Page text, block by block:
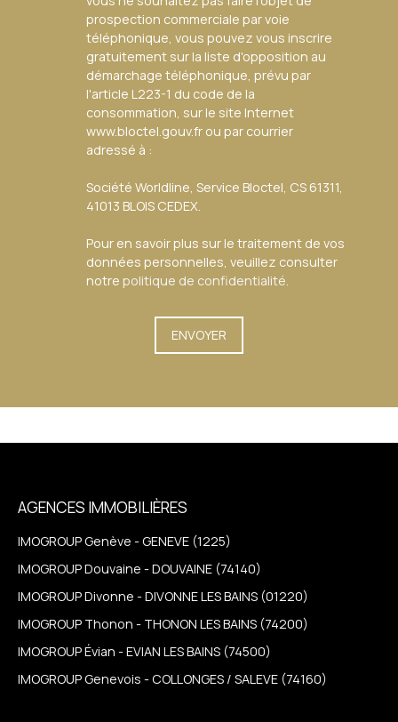
prospection commerciale par voie
téléphonique, vous pouvez vous inscrire
gratuitement sur la liste d'opposition au
démarchage téléphonique, prévu par
l'article L223-1 du code de la
consommation, sur le site Internet
www.bloctel.gouv.fr ou par courrier
adressé à :
Société Worldline, Service Bloctel, CS 61311,
41013 BLOIS CEDEX.
Pour en savoir plus sur le traitement de vos
données personnelles, veuillez consulter
notre politique de confidentialité
ENVOYER
AGENCES IMMOBILIÈRES
IMOGROUP Genève - GENEVE (1225)
IMOGROUP Douvaine - DOUVAINE (74140)
IMOGROUP Divonne - DIVONNE LES BAINS (01220)
IMOGROUP Thonon - THONON LES BAINS (74200)
IMOGROUP Évian - EVIAN LES BAINS (74500)
IMOGROUP Genevois - COLLONGES / SALEVE (74160)